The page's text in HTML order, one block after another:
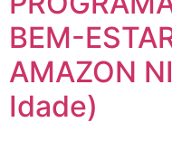
BEM-
AMAZON
Idade)